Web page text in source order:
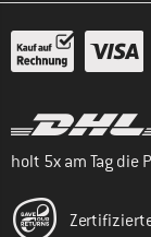
holt 5x am Tag die